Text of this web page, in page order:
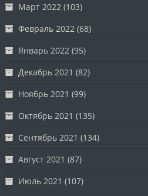
Март 2022 (103)
Февраль 2022 (68)
Январь 2022 (95)
Декабрь 2021 (82)
Ноябрь 2021 (99)
Октябрь 2021 (135)
Сентябрь 2021 (134)
Август 2021 (87)
Июль 2021 (107)